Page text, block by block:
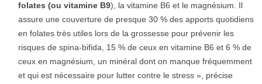
folates (ou vitamine B9), la vitamine B6 et le magnésium. Il
assure une couverture de presque 30 % des apports quotidiens
en folates très utiles lors de la grossesse pour prévenir les
risques de spina-bifida, 15 % de ceux en vitamine B6 et 6 % de
ceux en magnésium, un minéral dont on manque fréquemment
et qui est nécessaire pour lutter contre le stress », précise